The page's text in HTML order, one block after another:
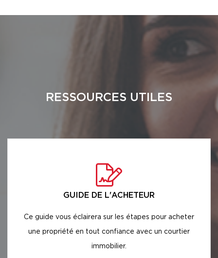
RESSOURCES UTILES
GUIDE DE L'ACHETEUR
Ce guide vous éclairera sur les étapes pour acheter
une propriété en tout confiance avec un courtier
immobilier.